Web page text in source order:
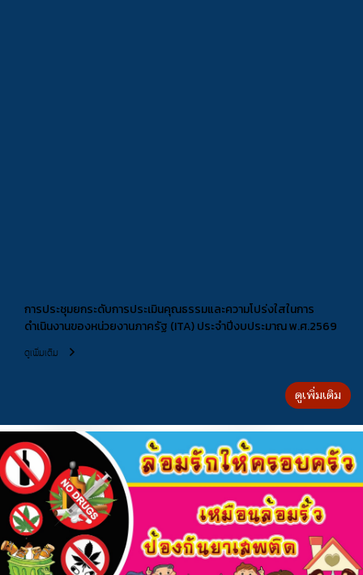
การประชุมยกระดับการประเมินคุณธรรมและความโปร่งใสในการ
ดำเนินงานของหน่วยงานภาครัฐ (ITA) ประจำปีงบประมาณ พ.ศ.2569
ดูเพิ่มเติม
ดูเพิ่มเติม